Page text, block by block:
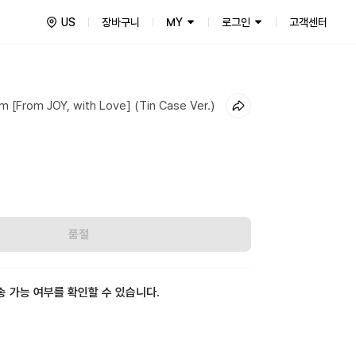
US 장바구니 MY 로그인 고객센터
[From JOY, with Love] (Tin Case Ver.)
품절
가능 여부를 확인할 수 있습니다.